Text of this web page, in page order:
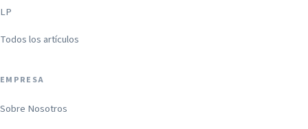
LP
Todos los artículos
EMPRESA
Sobre Nosotros